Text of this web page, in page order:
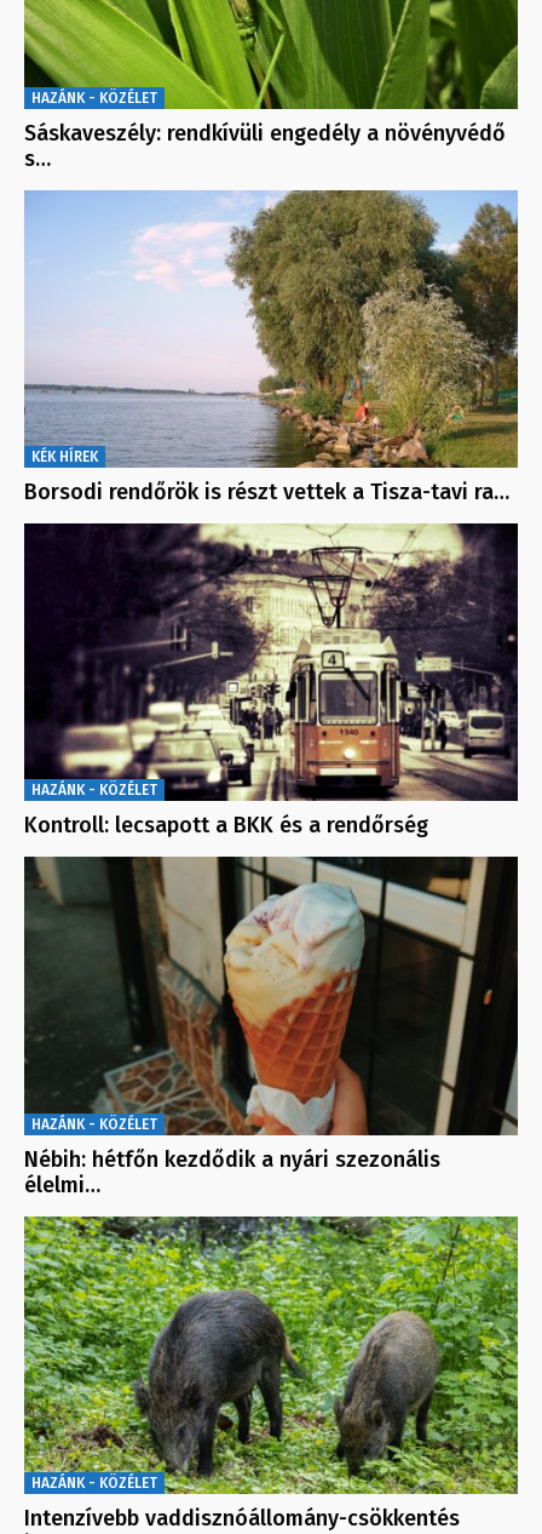
HAZÁNK - KÖZÉLET
Sáskaveszély: rendkívüli engedély a növényvédő
s…
KÉK HÍREK
Borsodi rendőrök is részt vettek a Tisza-tavi ra…
HAZÁNK - KÖZÉLET
Kontroll: lecsapott a BKK és a rendőrség
HAZÁNK - KÖZÉLET
Nébih: hétfőn kezdődik a nyári szezonális
élelmi…
HAZÁNK - KÖZÉLET
Intenzívebb vaddisznóállomány-csökkentés